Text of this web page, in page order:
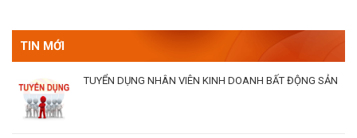
NHÀ 3 TẦNG, LÔ GÓC, 68M2, MẶT TIỀN 7,8M SÀI
ĐỒNG GIÁ 13 TỶ
Nhà phố